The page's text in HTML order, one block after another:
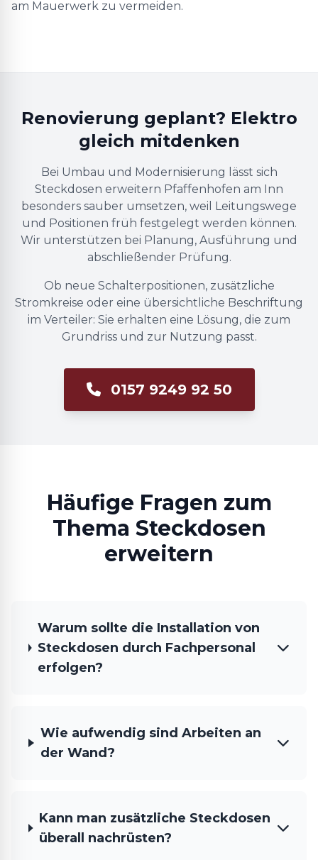
am Mauerwerk zu vermeiden.
Renovierung geplant? Elektro
gleich mitdenken
Bei Umbau und Modernisierung lässt sich
Steckdosen erweitern Pfaffenhofen am Inn
besonders sauber umsetzen, weil Leitungswege
und Positionen früh festgelegt werden können.
Wir unterstützen bei Planung, Ausführung und
abschließender Prüfung.
Ob neue Schalterpositionen, zusätzliche
Stromkreise oder eine übersichtliche Beschriftung
im Verteiler: Sie erhalten eine Lösung, die zum
Grundriss und zur Nutzung passt.
0157 9249 92 50
Häufige Fragen zum
Thema Steckdosen
erweitern
Warum sollte die Installation von
Steckdosen durch Fachpersonal
erfolgen?
Wie aufwendig sind Arbeiten an
der Wand?
Kann man zusätzliche Steckdosen
überall nachrüsten?